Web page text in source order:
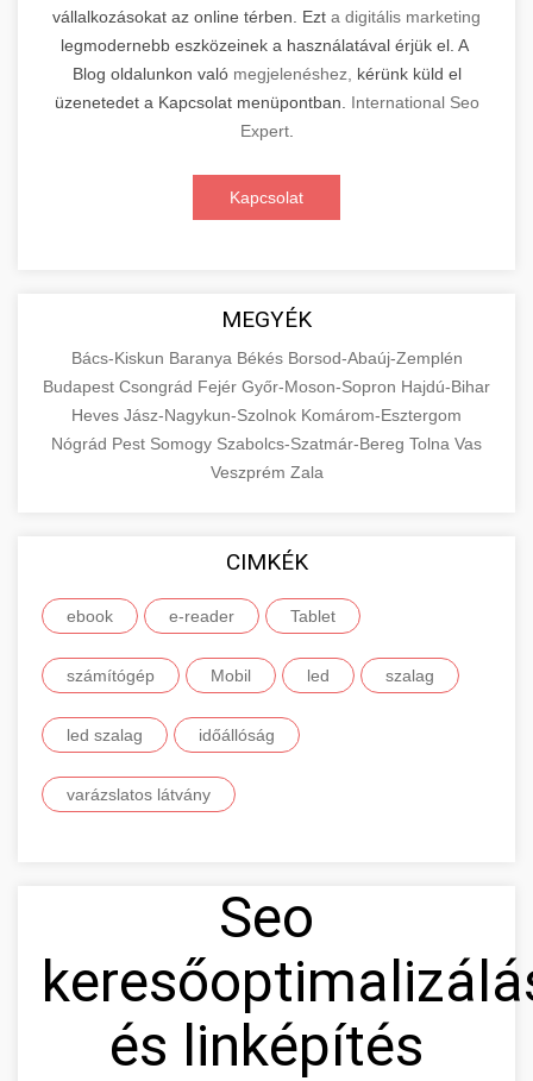
vállalkozásokat az online térben. Ezt a digitális marketing
legmodernebb eszközeinek a használatával érjük el. A
Blog oldalunkon való megjelenéshez,
kérünk küld el
üzenetedet a Kapcsolat menüpontban. International Seo
Expert.
Kapcsolat
MEGYÉK
Bács-Kiskun Baranya Békés Borsod-Abaúj-Zemplén
Budapest Csongrád Fejér Győr-Moson-Sopron Hajdú-Bihar
Heves Jász-Nagykun-Szolnok Komárom-Esztergom
Nógrád Pest Somogy Szabolcs-Szatmár-Bereg Tolna Vas
Veszprém Zala
CIMKÉK
ebook e-reader Tablet
számítógép Mobil led szalag
led szalag időállóság
varázslatos látvány
Seo
és linképítés